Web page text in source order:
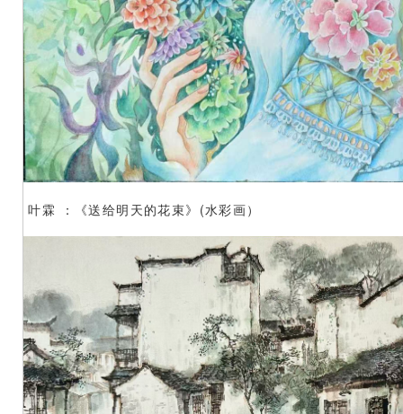
叶霖 ：《送给明天的花束》(水彩画）